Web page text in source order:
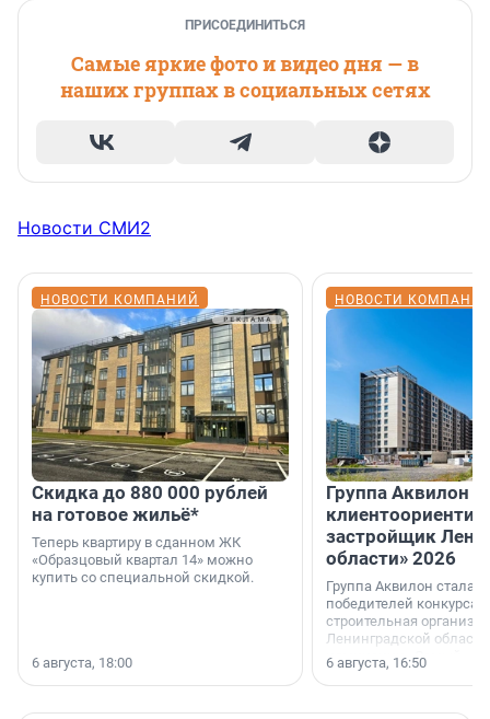
ПРИСОЕДИНИТЬСЯ
Самые яркие фото и видео дня — в
наших группах в социальных сетях
Новости СМИ2
НОВОСТИ КОМПАНИЙ
Скидка до 880 000 рублей
на готовое жильё*
Теперь квартиру в сданном ЖК
«Образцовый квартал 14» можно
купить со специальной скидкой.
6 августа, 18:00
НОВОСТИ
Группа Аквилон
застройщик
области» 2026
Группа Аквилон стала
победителей конкурса
строительная
Ленинградской области
номинации «Самый
застройщик
области».
6 августа, 16:50